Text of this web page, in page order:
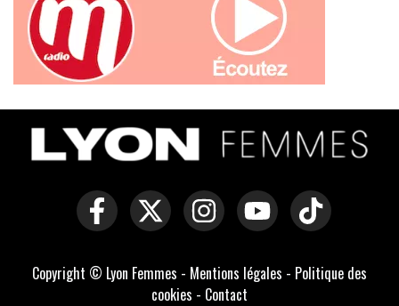
Copyright © Lyon Femmes - Mentions légales - Politique des
cookies - Contact